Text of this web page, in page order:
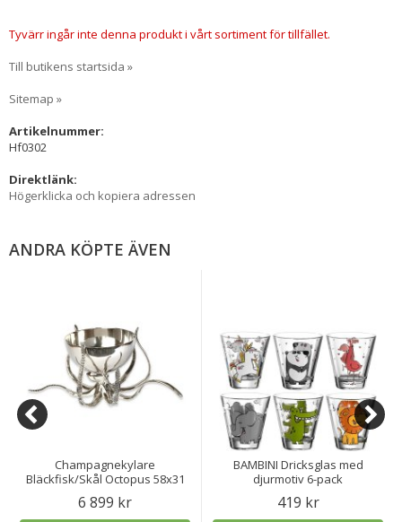
Tyvärr ingår inte denna produkt i vårt sortiment för tillfället.
Till butikens startsida »
Sitemap »
Artikelnummer:
Hf0302
Direktlänk:
Högerklicka och kopiera adressen
ANDRA KÖPTE ÄVEN
Champagnekylare
Bläckfisk/Skål Octopus 58x31
cm
6 899 kr
BAMBINI Dricksglas med
djurmotiv 6-pack
419 kr